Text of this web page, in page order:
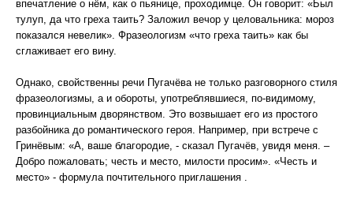
впечатление о нём, как о пьянице, проходимце. Он говорит: «Был
тулуп, да что греха таить? Заложил вечор у целовальника: мороз
показался невелик». Фразеологизм «что греха таить» как бы
сглаживает его вину.
Однако, свойственны речи Пугачёва не только разговорного стиля
фразеологизмы, а и обороты, употреблявшиеся, по-видимому,
провинциальным дворянством. Это возвышает его из простого
разбойника до романтического героя. Например, при встрече с
Гринёвым: «А, ваше благородие, - сказал Пугачёв, увидя меня. –
Добро пожаловать; честь и место, милости просим». «Честь и
место» - формула почтительного приглашения .